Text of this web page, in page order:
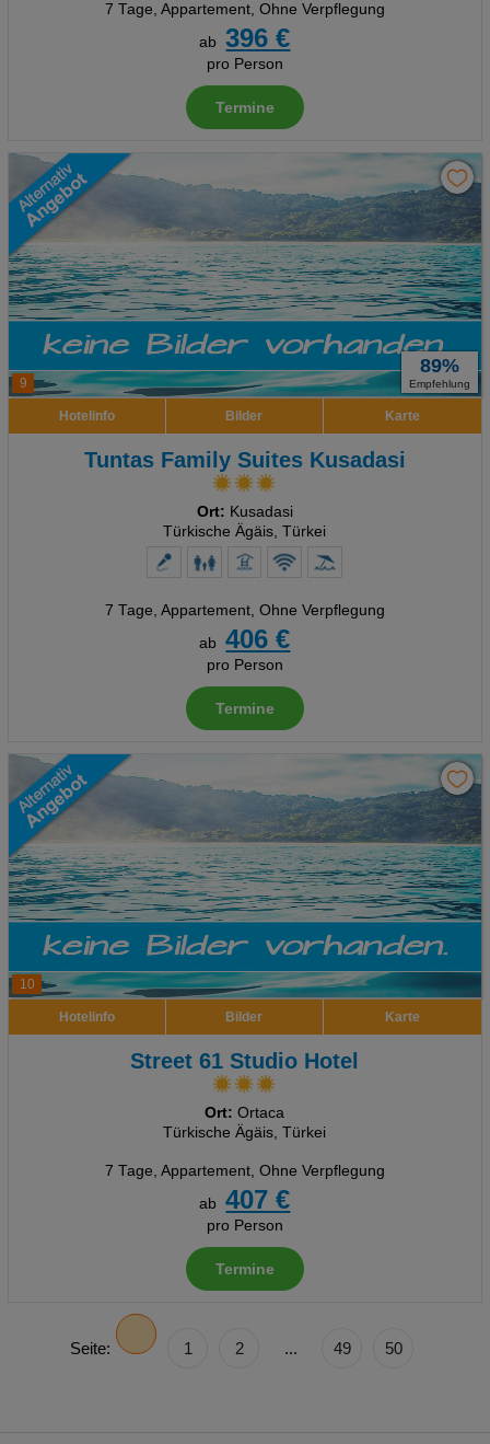
7 Tage, Appartement, Ohne Verpflegung
ab
396 €
pro Person
Termine
9
89%
Empfehlung
Hotelinfo Bilder Karte
Tuntas Family Suites Kusadasi
Ort: Kusadasi
Türkische Ägäis, Türkei
7 Tage, Appartement, Ohne Verpflegung
ab
406 €
pro Person
Termine
10
Hotelinfo Bilder Karte
Street 61 Studio Hotel
Ort: Ortaca
Türkische Ägäis, Türkei
7 Tage, Appartement, Ohne Verpflegung
ab
407 €
pro Person
Termine
Seite: 1 2 ... 49 50